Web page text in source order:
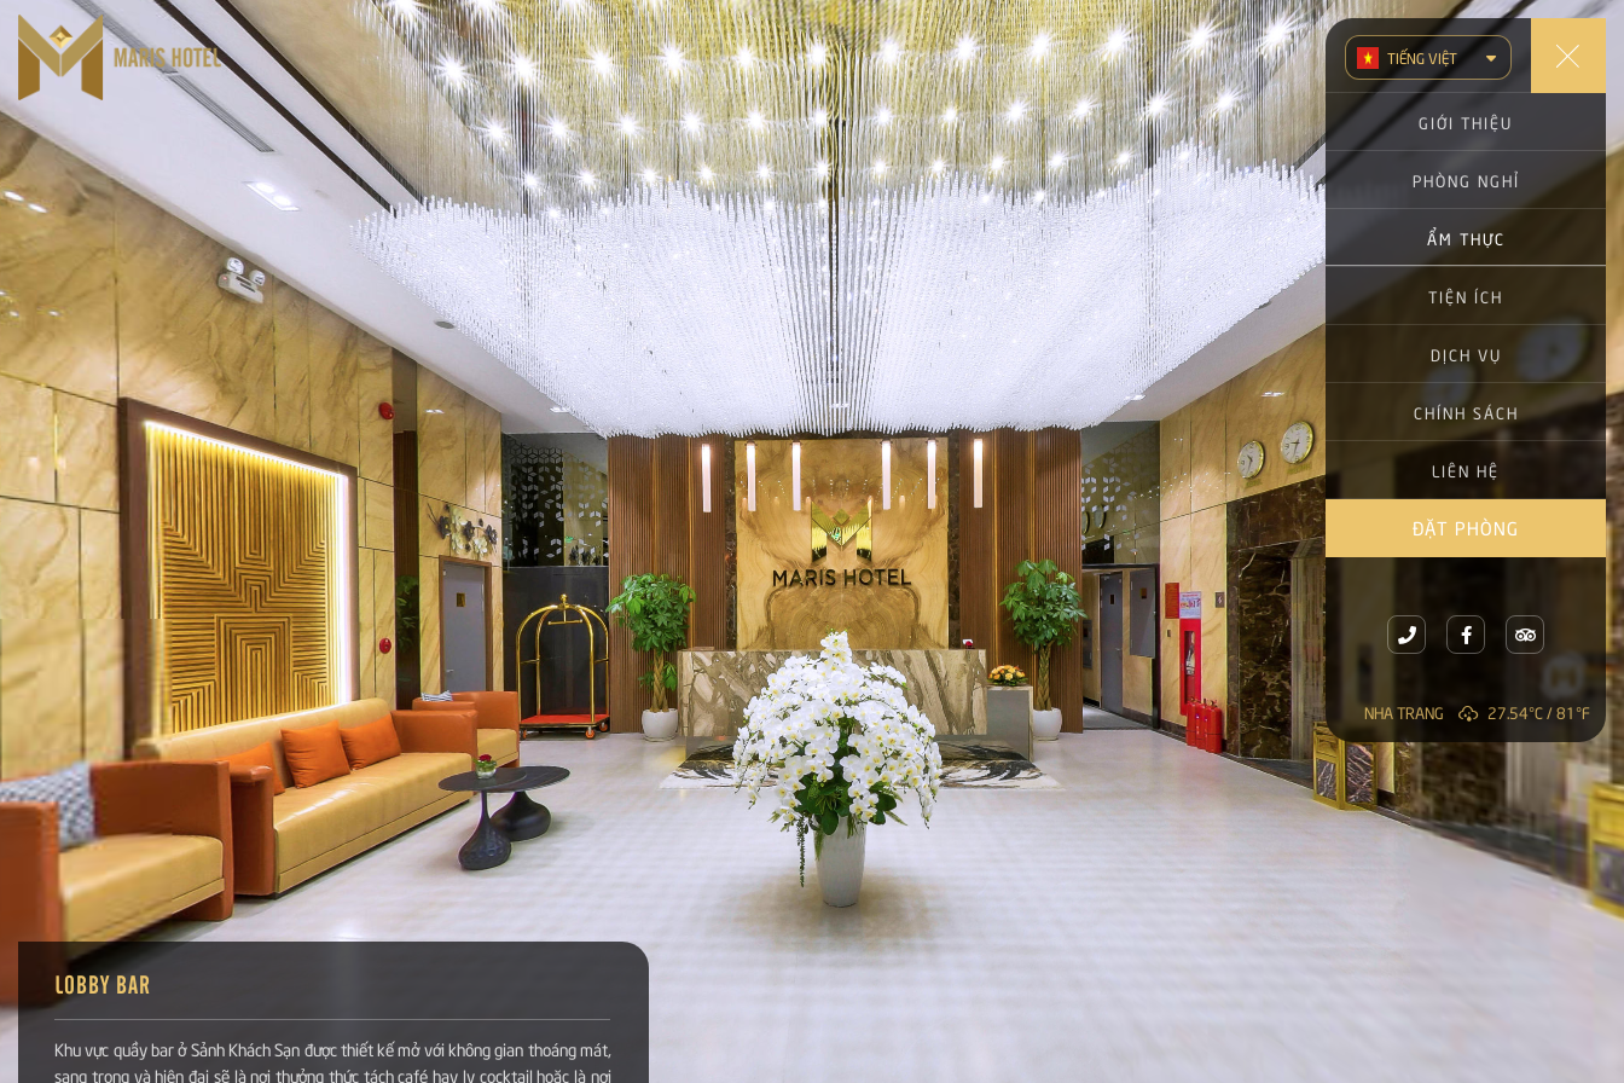
TIẾNG VIỆT
ENGLISH (UK)
简体中文
РУССКИЙ
한국어
GIỚI THIỆU
PHÒNG NGHỈ
ẨM THỰC
NHÀ HÀNG
TIỆN ÍCH
DỊCH VỤ
PHÒNG HỌP
PHÒNG TẮM HƠI
DỊCH VỤ KHÁC
CHÍNH SÁCH
LIÊN HỆ
ĐẶT PHÒNG
NHA TRANG 27.54°C / 81°F
LOBBY BAR
Khu vực quầy bar ở Sảnh Khách Sạn được thiết kế mở với không gian thoáng mát,
sang trọng và hiện đại sẽ là nơi thưởng thức tách café hay ly cocktail hoặc là nơi